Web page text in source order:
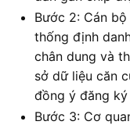
Bước 2: Cán
thống định
chân dung và
sở dữ liệu căn
đồng ý đăng
Bước 3: Cơ